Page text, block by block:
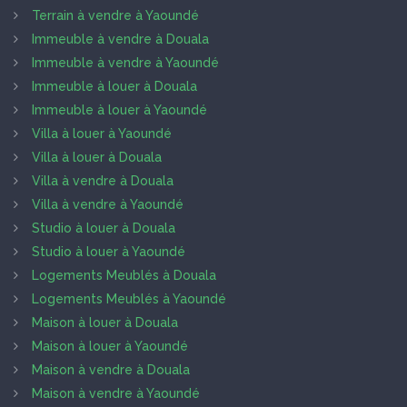
Terrain à vendre à Yaoundé
Immeuble à vendre à Douala
Immeuble à vendre à Yaoundé
Immeuble à louer à Douala
Immeuble à louer à Yaoundé
Villa à louer à Yaoundé
Villa à louer à Douala
Villa à vendre à Douala
Villa à vendre à Yaoundé
Studio à louer à Douala
Studio à louer à Yaoundé
Logements Meublés à Douala
Logements Meublés à Yaoundé
Maison à louer à Douala
Maison à louer à Yaoundé
Maison à vendre à Douala
Maison à vendre à Yaoundé